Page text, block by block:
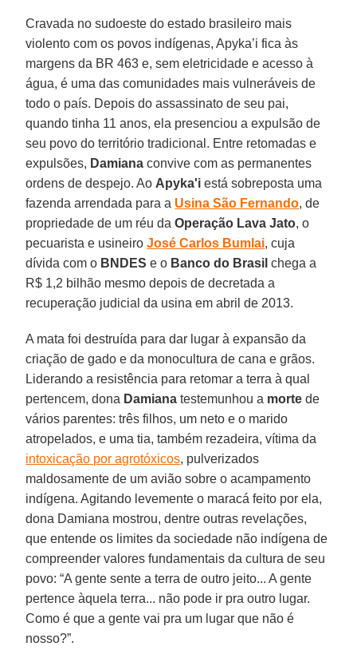
Cravada no sudoeste do estado brasileiro mais
violento com os povos indígenas, Apyka’i fica às
margens da BR 463 e, sem eletricidade e acesso à
água, é uma das comunidades mais vulneráveis de
todo o país. Depois do assassinato de seu pai,
quando tinha 11 anos, ela presenciou a expulsão de
seu povo do território tradicional. Entre retomadas e
expulsões, Damiana convive com as permanentes
ordens de despejo. Ao Apyka'i está sobreposta uma
fazenda arrendada para a Usina São Fernando, de
propriedade de um réu daOperação Lava Jato, o
pecuarista e usineiroJosé Carlos Bumlai, cuja
dívida com o BNDES e o Banco do Brasil chega a
R$ 1,2 bilhão mesmo depois de decretada a
recuperação judicial da usina em abril de 2013.
A mata foi destruída para dar lugar à expansão da
criação de gado e da monocultura de cana e grãos.
Liderando a resistência para retomar a terra à qual
pertencem, dona Damiana testemunhou a morte de
vários parentes: três filhos, um neto e o marido
atropelados, e uma tia, também rezadeira, vítima da
intoxicação por agrotóxicos, pulverizados
maldosamente de um avião sobre o acampamento
indígena. Agitando levemente o maracá feito por ela,
dona Damiana mostrou, dentre outras revelações,
que entende os limites da sociedade não indígena de
compreender valores fundamentais da cultura de seu
povo: “A gente sente a terra de outro jeito... A gente
pertence àquela terra... não pode ir pra outro lugar.
Como é que a gente vai pra um lugar que não é
nosso?”.